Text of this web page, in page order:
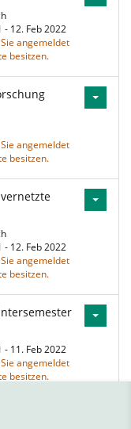
12. Feb 2022
angemeldet
besitzen.
angemeldet
besitzen.
12. Feb 2022
angemeldet
besitzen.
11. Feb 2022
angemeldet
besitzen.
22